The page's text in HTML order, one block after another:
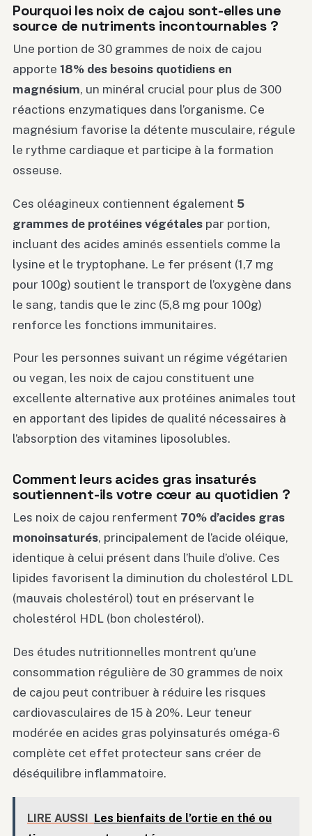
Pourquoi les noix de cajou sont-elles une
source de nutriments incontournables ?
Une portion de 30 grammes de noix de cajou
apporte 18% des besoins quotidiens en
magnésium, un minéral crucial pour plus de 300
réactions enzymatiques dans l’organisme. Ce
magnésium favorise la détente musculaire, régule
le rythme cardiaque et participe à la formation
osseuse.
Ces oléagineux contiennent également 5
grammes de protéines végétales par portion,
incluant des acides aminés essentiels comme la
lysine et le tryptophane. Le fer présent (1,7 mg
pour 100g) soutient le transport de l’oxygène dans
le sang, tandis que le zinc (5,8 mg pour 100g)
renforce les fonctions immunitaires.
Pour les personnes suivant un régime végétarien
ou vegan, les noix de cajou constituent une
excellente alternative aux protéines animales tout
en apportant des lipides de qualité nécessaires à
l’absorption des vitamines liposolubles.
Comment leurs acides gras insaturés
soutiennent-ils votre cœur au quotidien ?
Les noix de cajou renferment 70% d’acides gras
monoinsaturés, principalement de l’acide oléique,
identique à celui présent dans l’huile d’olive. Ces
lipides favorisent la diminution du cholestérol LDL
(mauvais cholestérol) tout en préservant le
cholestérol HDL (bon cholestérol).
Des études nutritionnelles montrent qu’une
consommation régulière de 30 grammes de noix
de cajou peut contribuer à réduire les risques
cardiovasculaires de 15 à 20%. Leur teneur
modérée en acides gras polyinsaturés oméga-6
complète cet effet protecteur sans créer de
déséquilibre inflammatoire.
LIRE AUSSI
Les bienfaits de l’ortie en thé ou